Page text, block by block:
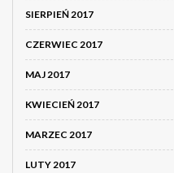
SIERPIEŃ 2017
CZERWIEC 2017
MAJ 2017
KWIECIEŃ 2017
MARZEC 2017
LUTY 2017